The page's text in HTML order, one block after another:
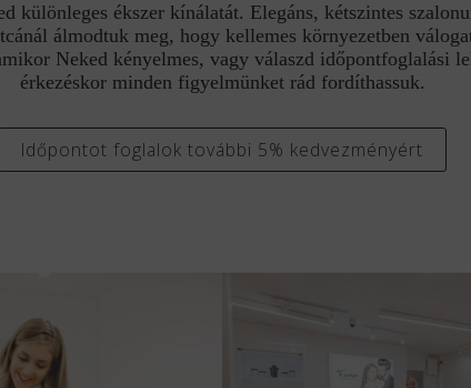
különleges ékszer kínálatát. Elegáns, kétszintes
álmodtuk meg, hogy kellemes környezetben
Neked kényelmes, vagy válaszd időpontfoglalási
érkezéskor minden figyelmünket rád fordíthassuk.
Időpontot foglalok további 5% kedvezményért